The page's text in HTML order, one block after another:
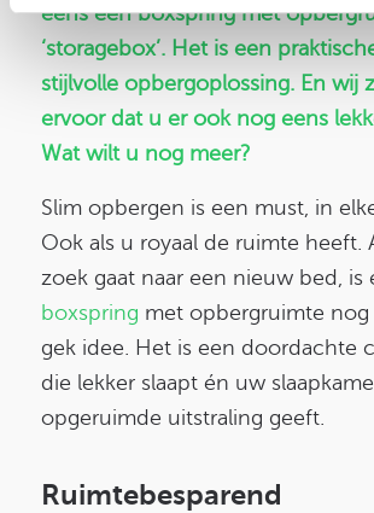
eens een boxspring met
‘storagebox’. Het is een
stijlvolle opbergoplossing. En wij
ervoor dat u er ook nog eens
Wat wilt u nog meer?
Slim opbergen is een must, in
Ook als u royaal de ruimte heeft.
zoek gaat naar een nieuw bed, is
boxspring met opbergruimte nog
gek idee. Het is een doordachte
die lekker slaapt én uw
opgeruimde uitstraling geeft.
Ruimtebesparend